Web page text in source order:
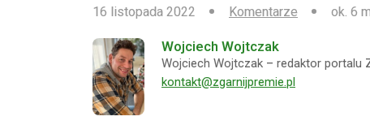
16 listopada 2022 Komentarze ok. 6
Wojciech Wojtczak
Wojciech Wojtczak – redaktor portalu
kontakt@zgarnijpremie.pl